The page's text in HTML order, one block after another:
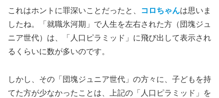
これはホントに罪深いことだったと、 コロちゃんは思いま
したね。「就職氷河期」で人生を左右された方（団塊ジュ
ニア世代）は、「人口ピラミッド」に飛び出して表示され
るくらいに数が多いのです。
しかし、その「団塊ジュニア世代」の方々に、子どもを持
てた方が少なかったことは、上記の「人口ピラミッド」を